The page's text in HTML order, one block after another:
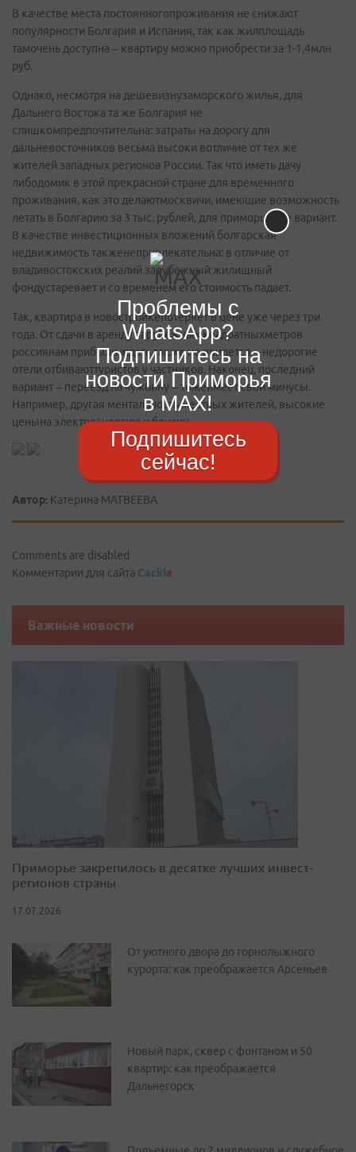
В качестве места постоянногопроживания не снижают
популярности Болгария и Испания, так как жилплощадь
тамочень доступна – квартиру можно приобрести за 1-1,4млн
руб.
Однако, несмотря на дешевизнузаморского жилья, для
Дальнего Востока та же Болгария не
слишкомпредпочтительна: затраты на дорогу для
дальневосточников весьма высоки вотличие от тех же
жителей западных регионов России. Так что иметь дачу
либодомик в этой прекрасной стране для временного
проживания, как это делаютмосквичи, имеющие возможность
летать в Болгарию за 3 тыс. рублей, для приморцевне вариант.
В качестве инвестиционных вложений болгарская
недвижимость такженепривлекательна: в отличие от
владивостокских реалий зарубежный жилищный
фондустаревает и со временем его стоимость падает.
Так, квартира в новостройкепотеряет в цене уже через три
года. От сдачи в аренду зарубежных квадратныхметров
россиянам прибыли ждать также не придется – недорогие
отели отбиваюттуристов у частников. Наконец, последний
вариант – переезд на чужбину – тожеимеет свои минусы.
Например, другая ментальность местных жителей, высокие
ценына электроэнергию и бензин.
Автор: Катерина МАТВЕЕВА
Comments are disabled
Комментарии для сайта Cackle
Важные новости
Приморье закрепилось в десятке лучших инвест-
регионов страны
17.07.2026
От уютного двора до горнолыжного
курорта: как преображается Арсеньев
Новый парк, сквер с фонтаном и 50
квартир: как преображается
Дальнегорск
Проблемы с
WhatsApp?
Подпишитесь на
новости Приморья
в MAX!
Подпишитесь
сейчас!